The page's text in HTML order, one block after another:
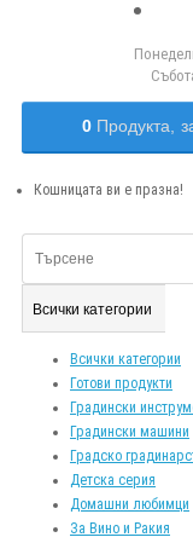
0 Продукта,
Кошницата ви е празна!
Всички категории
Всички категории
Готови продукти
Градински
Градински машини
Градско
Детска серия
Домашни любимци
За Вино и Ракия